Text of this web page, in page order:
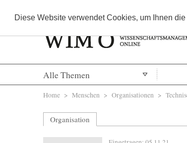
Diese Website verwendet Cookies, um Ihnen
Alle Themen
Sie sind hier
Home > Menschen > Organisationen >
Organisation